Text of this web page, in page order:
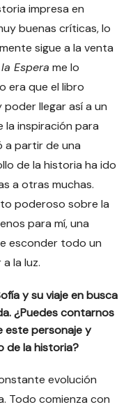
impresa en
buenas críticas, lo
sigue a la venta
Espera me lo
era que el libro
llegar así a un
la inspiración para
a partir de una
de la historia ha ido
a otras muchas.
poderoso sobre la
para mí, una
esconder todo un
la luz.
y su viaje en busca
¿Puedes contarnos
este personaje y
de la historia?
evolución
Todo comienza con